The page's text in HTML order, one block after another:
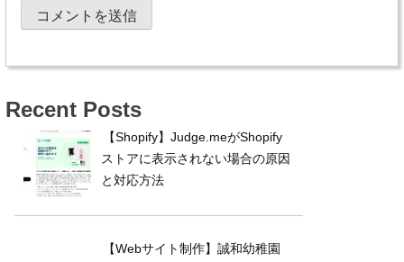
Recent Posts
【Shopify】Judge.meがShopify
ストアに表示されない場合の原因
と対応方法
【Webサイト制作】誠和幼稚園